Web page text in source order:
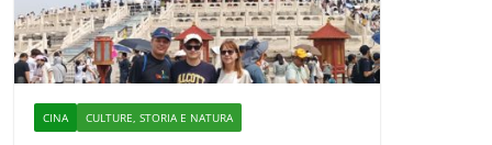
CINA CULTURE, STORIA E NATURA